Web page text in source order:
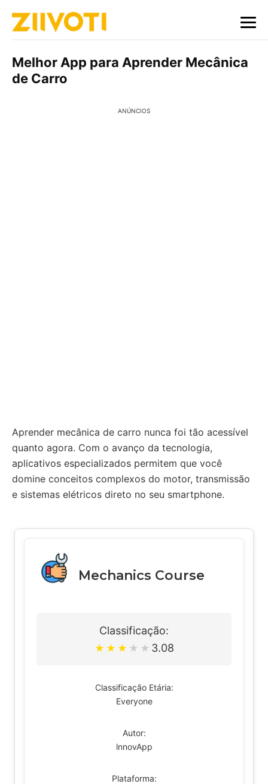
Melhor App para Aprender Mecânica
de Carro
ANÚNCIOS
Aprender mecânica de carro nunca foi tão acessível
quanto agora. Com o avanço da tecnologia,
aplicativos especializados permitem que você
domine conceitos complexos do motor, transmissão
e sistemas elétricos direto no seu smartphone.
Mechanics Course
Classificação:
★ ★ ★ ★ ★ 3.08
Classificação Etária:
Everyone
Autor:
lnnovApp
Plataforma: